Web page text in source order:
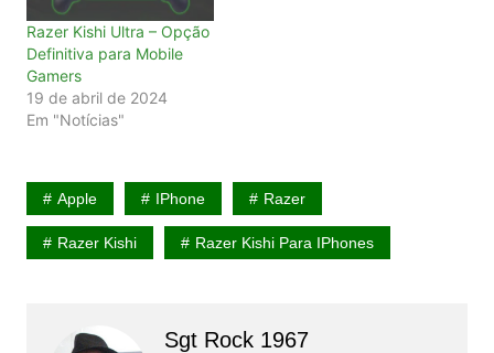
Razer Kishi Ultra – Opção
Definitiva para Mobile
Gamers
19 de abril de 2024
Em "Notícias"
Apple IPhone Razer
Razer Kishi Razer Kishi Para IPhones
Sgt Rock 1967